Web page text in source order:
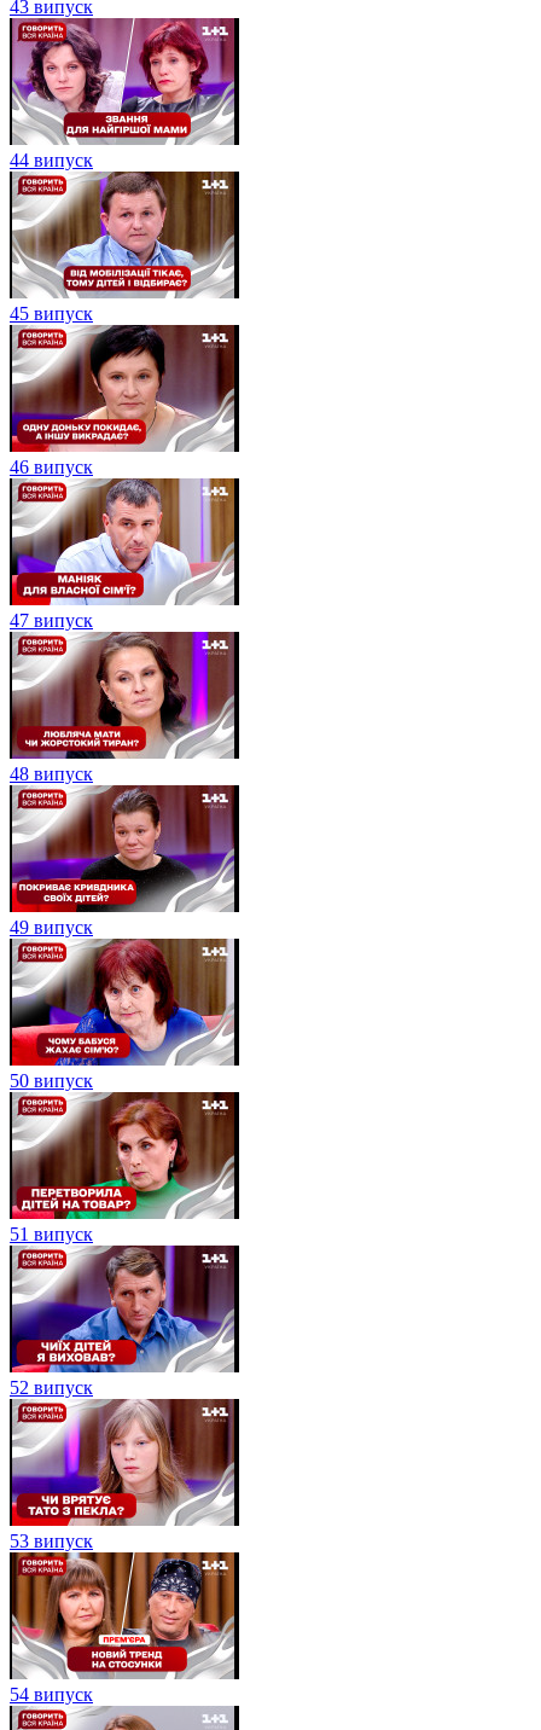
43 випуск
44 випуск
45 випуск
46 випуск
47 випуск
48 випуск
49 випуск
50 випуск
51 випуск
52 випуск
53 випуск
54 випуск